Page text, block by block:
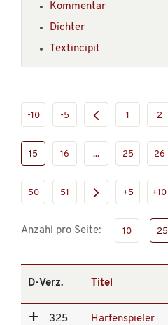
Kommentar
Dichter
Textincipit
-10 -5 1 2
15 16 ... 25 26
50 51 +5 +10
Anzahl pro Seite: 10 25
D-Verz. Titel
325 Harfenspieler